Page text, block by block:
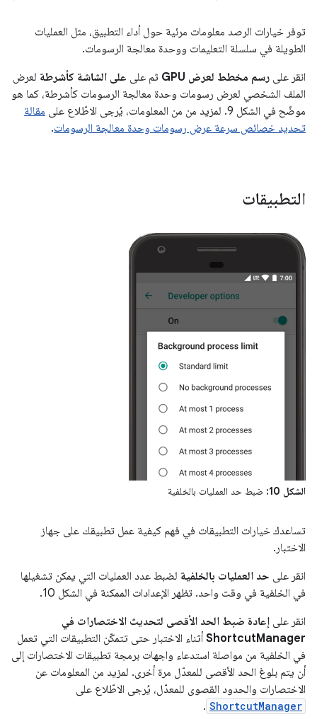
توفر خيارات الرصد معلومات مرئية حول أداء التطبيق، مثل العمليات
الطويلة في سلسلة التعليمات ووحدة معالجة الرسومات.
انقر على رسم مخطط لعرض GPU ثم على على الشاشة كأشرطة لعرض
الملف الشخصي لعرض رسومات وحدة معالجة الرسومات كأشرطة، كما هو
موضّح في الشكل 9. لمزيد من من المعلومات، يُرجى الاطّلاع على
مقالة
تحديد خصائص سرعة عرض رسومات وحدة معالجة الرسومات.
التطبيقات
الشكل 10: ضبط حد العمليات بالخلفية
تساعدك خيارات التطبيقات في فهم كيفية عمل تطبيقك على جهاز
الاختبار.
انقر على حد العمليات بالخلفية لضبط عدد العمليات التي يمكن تشغيلها
في الخلفية في وقت واحد. تظهر الإعدادات الممكنة في الشكل 10.
انقر على إعادة ضبط الحد الأقصى لتحديث الاختصارات في
ShortcutManager أثناء الاختبار حتى تتمكّن التطبيقات التي تعمل
في الخلفية من مواصلة استدعاء واجهات برمجة تطبيقات الاختصارات إلى
أن يتم بلوغ الحد الأقصى للمعدّل مرة أخرى. لمزيد من المعلومات عن
الاختصارات والحدود القصوى للمعدّل، يُرجى الاطّلاع على
ShortcutManager
.